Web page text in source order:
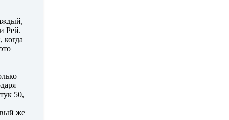
Рей.
когда
50,
же